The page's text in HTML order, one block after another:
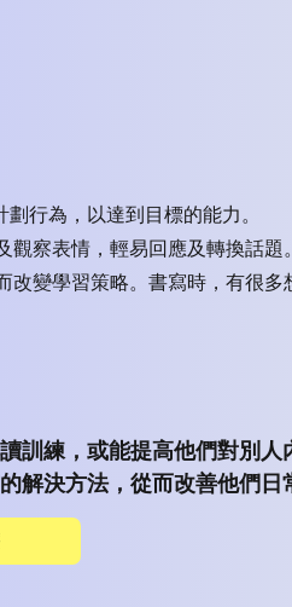
行為，以達到目標的能力。
察表情，輕易回應及轉換話題。
變學習策略。書寫時，有很
訓練，或能提高他們對別人
決方法，從而改善他們日